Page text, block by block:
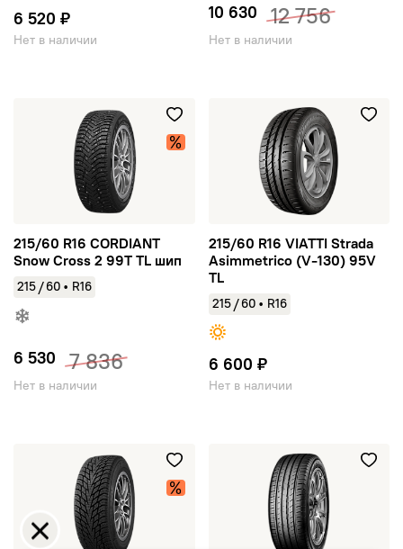
6 520 ₽
Нет в наличии
10 630 12 756
Нет в наличии
215/60 R16 CORDIANT Snow Cross 2 99T TL шип
215/60 R16 CORDIANT
Snow Cross 2 99T TL шип
215/60 • R16
6 530 7 836
Нет в наличии
215/60 R16 VIATTI Strada
215/60 R16 VIATTI Strada
Asimmetrico (V-130) 95V
TL
215 / 60 • R16
6 600 ₽
Нет в наличии
215/60 R16 CORDIANT Winter Drive 2 99T TL
215/60 R16 YOKOHAMA